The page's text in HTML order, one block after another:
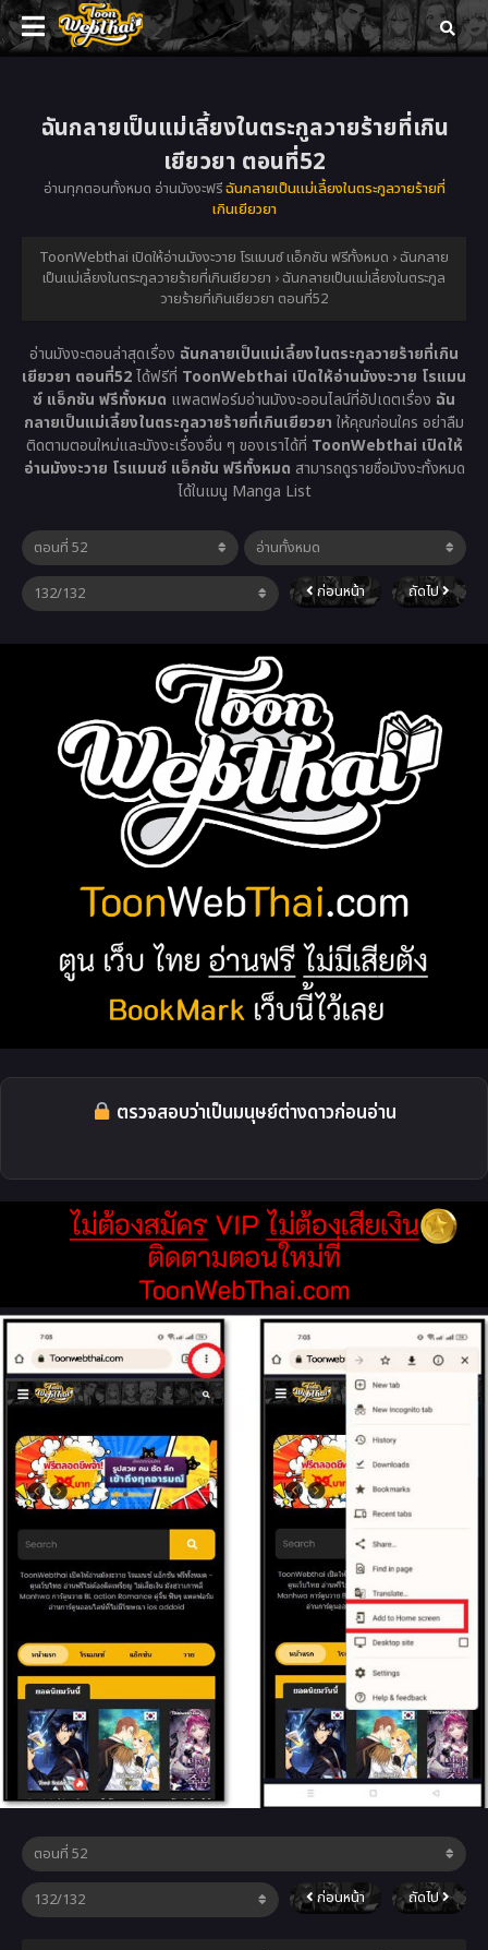
ฉันกลายเป็นแม่เลี้ยงในตระกูลวายร้ายที่เกิน
เยียวยา ตอนที่52
อ่านทุกตอนทั้งหมด อ่านมังงะฟรีฉันกลายเป็นแม่เลี้ยงในตระกูลวายร้ายที่
เกินเยียวยา
ToonWebthai เปิดให้อ่านมังงะวาย โรแมนซ์ แอ็กชัน ฟรีทั้งหมด › ฉันกลาย
เป็นแม่เลี้ยงในตระกูลวายร้ายที่เกินเยียวยา › ฉันกลายเป็นแม่เลี้ยงในตระกูล
วายร้ายที่เกินเยียวยา ตอนที่52
อ่านมังงะตอนล่าสุดเรื่อง ฉันกลายเป็นแม่เลี้ยงในตระกูลวายร้ายที่เกิน
เยียวยา ตอนที่52ได้ฟรีที่ ToonWebthai เปิดให้อ่านมังงะวาย โรแมน
ซ์ แอ็กชัน ฟรีทั้งหมด แพลตฟอร์มอ่านมังงะออนไลน์ที่อัปเดตเรื่อง ฉัน
กลายเป็นแม่เลี้ยงในตระกูลวายร้ายที่เกินเยียวยา ให้คุณก่อนใคร อย่าลืม
ติดตามตอนใหม่และมังงะเรื่องอื่น ๆ ของเราได้ที่ ToonWebthai เปิดให้
อ่านมังงะวาย โรแมนซ์ แอ็กชัน ฟรีทั้งหมด สามารถดูรายชื่อมังงะทั้งหมด
ได้ในเมนู Manga List
ก่อนหน้า ถัดไป
ตรวจสอบว่าเป็นมนุษย์ต่างดาวก่อนอ่าน
ก่อนหน้า ถัดไป